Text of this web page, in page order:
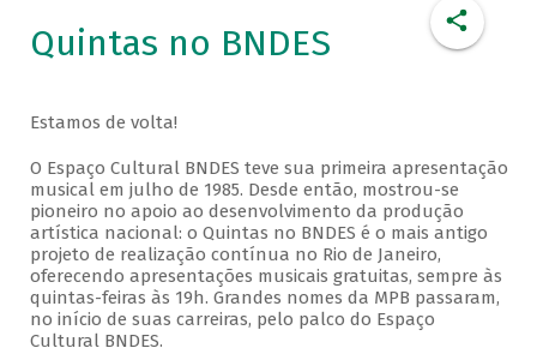
Quintas no BNDES
Estamos de volta!
O Espaço Cultural BNDES teve sua primeira apresentação
musical em julho de 1985. Desde então, mostrou-se
pioneiro no apoio ao desenvolvimento da produção
artística nacional: o Quintas no BNDES é o mais antigo
projeto de realização contínua no Rio de Janeiro,
oferecendo apresentações musicais gratuitas, sempre às
quintas-feiras às 19h. Grandes nomes da MPB passaram,
no início de suas carreiras, pelo palco do Espaço
Cultural BNDES.